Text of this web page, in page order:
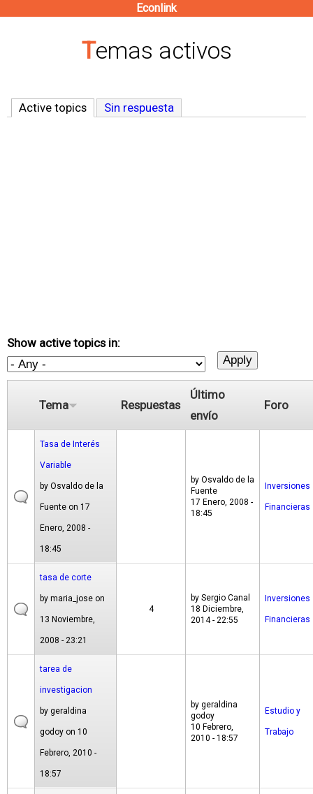
contenido
Econlink
Temas activos
Active topics (solapa activa)
Sin respuesta
Show active topics in:
Tema Respuestas
Último
envío
Foro
Tasa de Interés
Variable
by Osvaldo de la
Fuente on 17
Enero, 2008 -
18:45
by Osvaldo de la
Fuente
17 Enero, 2008 -
18:45
Inversiones
Financieras
tasa de corte
by maria_jose on
13 Noviembre,
2008 - 23:21
4
by Sergio Canal
18 Diciembre,
2014 - 22:55
Inversiones
Financieras
tarea de
investigacion
by geraldina
godoy on 10
Febrero, 2010 -
18:57
by geraldina
godoy
10 Febrero,
2010 - 18:57
Estudio y
Trabajo